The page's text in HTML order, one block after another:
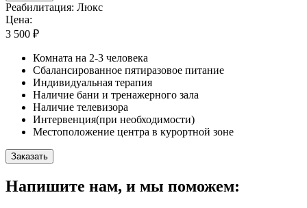
Реабилитация: Люкс
Цена:
3 500 ₽
Комната на 2-3 человека
Сбалансированное пятиразовое питание
Индивидуальная терапия
Наличие бани и тренажерного зала
Наличие телевизора
Интервенция(при необходимости)
Местоположение центра в курортной зоне
Заказать
Напишите нам, и мы поможем: